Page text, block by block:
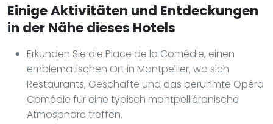
Einige Aktivitäten und Entdeckungen
in der Nähe dieses Hotels
Erkunden Sie die Place de la Comédie, einen
emblematischen Ort in Montpellier, wo sich
Restaurants, Geschäfte und das berühmte Opéra
Comédie für eine typisch montpelliéranische
Atmosphäre treffen.